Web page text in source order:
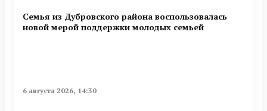
Семья из Дубровского района воспользовалась
новой мерой поддержки молодых семьей
6 августа 2026, 14:30